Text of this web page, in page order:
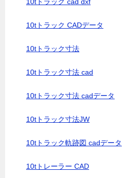
10tトラック CADデータ
10tトラック寸法
10tトラック寸法 cad
10tトラック寸法 cadデータ
10tトラック寸法JW
10tトラック軌跡図 cadデータ
10tトレーラー CAD